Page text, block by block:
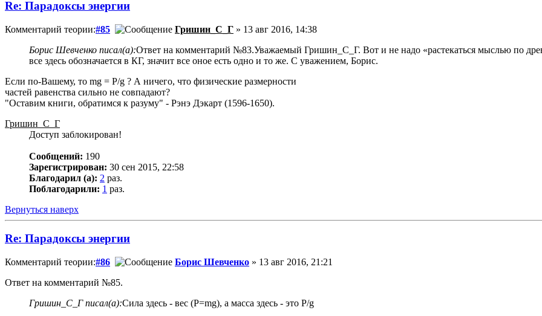
Re: Парадоксы энергии
Комментарий теории:#85 Гришин_С_Г » 13 авг 2016, 14:38
Борис Шевченко писал(а):Ответ на комментарий №83.Уважаемый Гришин_С_Г. Вот и не надо «растекаться мыслью по
все здесь обозначается в КГ, значит все оное есть одно и то же. С уважением, Борис.
Если по-Вашему, то mg = P/g ? А ничего, что физические размерности
частей равенства сильно не совпадают?
"Оставим книги, обратимся к разуму" - Рэнэ Дэкарт (1596-1650).
Гришин_С_Г
Доступ заблокирован!
Сообщений: 190
Зарегистрирован: 30 сен 2015, 22:58
Благодарил (а): 2 раз.
Поблагодарили: 1 раз.
Вернуться наверх
Re: Парадоксы энергии
Комментарий теории:#86 Борис Шевченко » 13 авг 2016, 21:21
Ответ на комментарий №85.
Гришин_С_Г писал(а):Сила здесь - вес (P=mg), а масса здесь - это P/g